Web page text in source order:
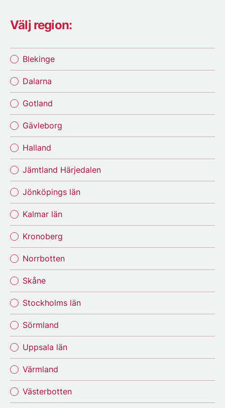
Välj region:
Blekinge
Dalarna
Gotland
Gävleborg
Halland
Jämtland Härjedalen
Jönköpings län
Kalmar län
Kronoberg
Norrbotten
Skåne
Stockholms län
Sörmland
Uppsala län
Värmland
Västerbotten